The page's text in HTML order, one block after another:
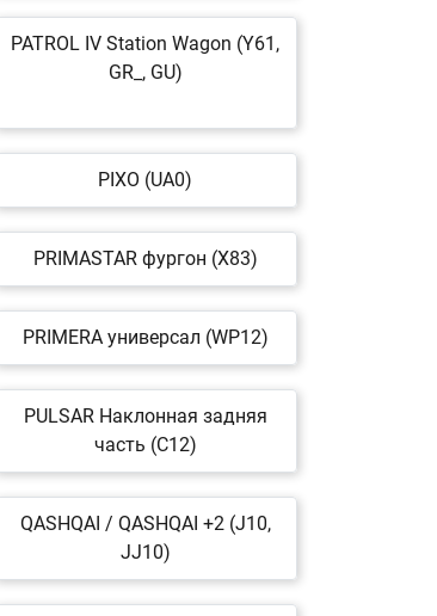
PATROL IV Station Wagon (Y61,
GR_, GU)
PIXO (UA0)
PRIMASTAR фургон (X83)
PRIMERA универсал (WP12)
PULSAR Наклонная задняя
часть (C12)
QASHQAI / QASHQAI +2 (J10,
JJ10)